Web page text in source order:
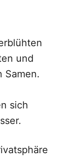
und
Samen.
sich